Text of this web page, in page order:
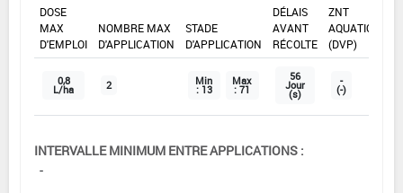
DOSE
MAX
D'EMPLOI
NOMBRE MAX
D'APPLICATION
STADE
D'APPLICATION
DÉLAIS
AVANT
RÉCOLTE
ZNT
AQUATIQUE
(DVP)
0,8
L/ha 2 Min
: 13
Max
: 71
56
Jour
(s)
-
(-)
INTERVALLE MINIMUM ENTRE APPLICATIONS :
-